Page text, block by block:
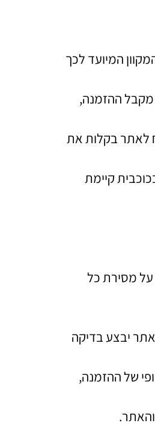
המיועד לכך
מקבל ההזמנה,
לאתר בקלות את
קיימת
על מסירת כל
יבצע בדיקה
של ההזמנה,